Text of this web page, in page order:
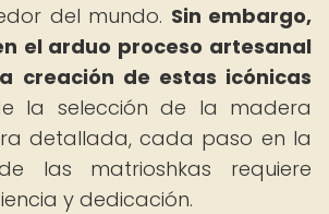
del mundo. Sin embargo,
el arduo proceso artesanal
creación de estas icónicas
la selección de la madera
detallada, cada paso en la
las matrioshkas requiere
y dedicación.